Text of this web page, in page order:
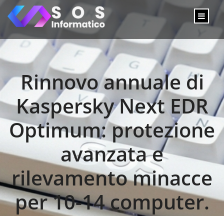
Rinnovo annuale di
Kaspersky Next EDR
Optimum: protezione
avanzata e
rilevamento minacce
per 10-14 computer.